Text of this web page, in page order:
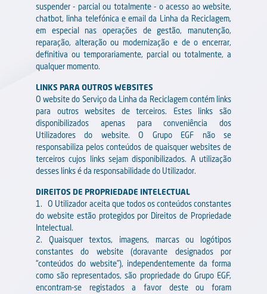
suspender - parcial ou totalmente - o acesso ao website,
chatbot, linha telefónica e email da Linha da Reciclagem,
em especial nas operações de gestão, manutenção,
reparação, alteração ou modernização e de o encerrar,
definitiva ou temporariamente, parcial ou totalmente, a
qualquer momento.
LINKS PARA OUTROS WEBSITES
O website do Serviço da Linha da Reciclagem contém links
para outros websites de terceiros. Estes links são
disponibilizados apenas para conveniência dos
Utilizadores do website. O Grupo EGF não se
responsabiliza pelos conteúdos de quaisquer websites de
terceiros cujos links sejam disponibilizados. A utilização
desses links é da responsabilidade do Utilizador.
DIREITOS DE PROPRIEDADE INTELECTUAL
1. O Utilizador aceita que todos os conteúdos constantes
do website estão protegidos por Direitos de Propriedade
Intelectual.
2. Quaisquer textos, imagens, marcas ou logótipos
constantes do website (doravante designados por
“conteúdos do website”), independentemente da forma
como são representados, são propriedade do Grupo EGF,
encontram-se registados a favor deste ou foram